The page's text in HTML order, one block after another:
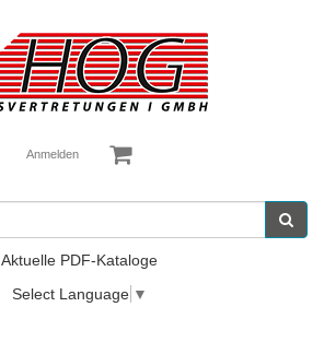
Anmelden
Aktuelle PDF-Kataloge
Select Language ▼